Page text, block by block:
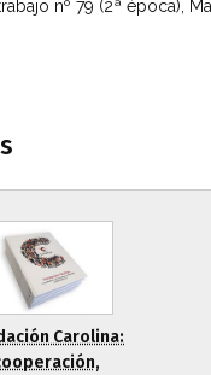
nº 79 (2ª época),
Carolina: